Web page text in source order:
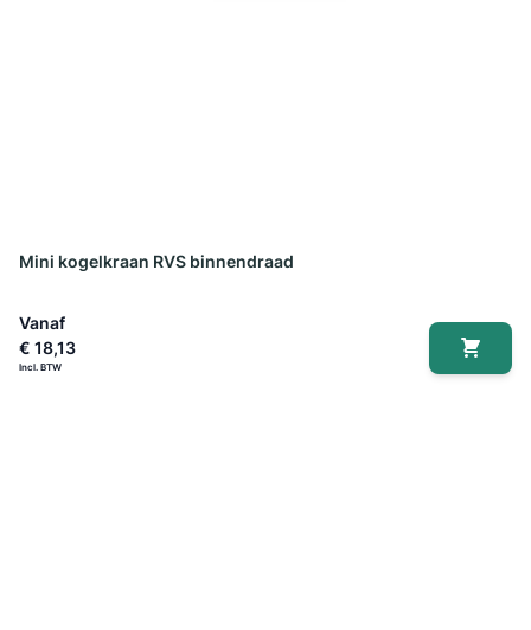
Mini kogelkraan RVS binnendraad
Vanaf
€ 18,13